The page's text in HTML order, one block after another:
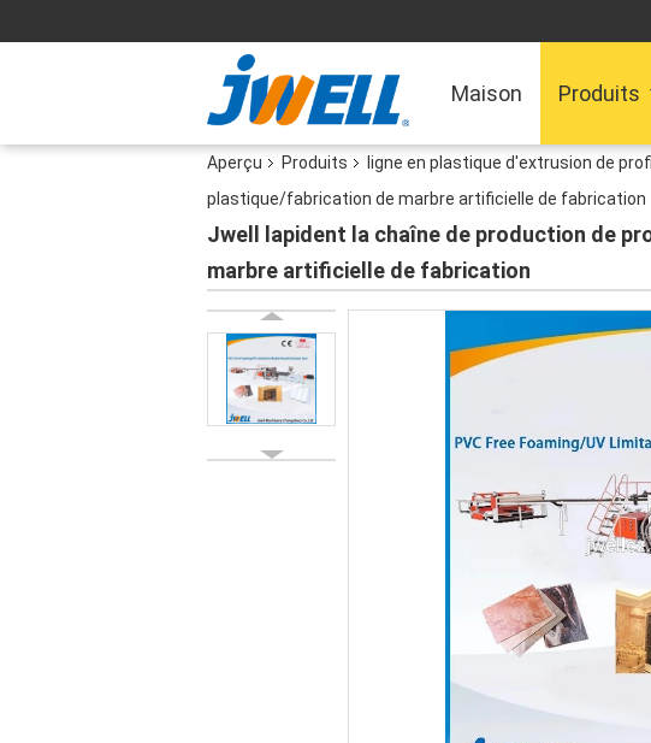
Maison Produits
Aperçu Produits ligne en plastique d'extrusion de profil
plastique/fabrication de marbre artificielle de fabrication
Jwell lapident la chaîne de production de
marbre artificielle de fabrication